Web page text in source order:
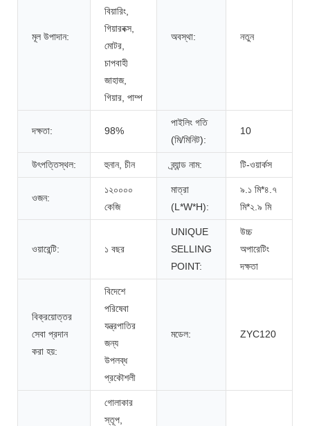
মূল উপাদান:
বিয়ারিং,
গিয়ারবক্স,
মোটর,
চাপবাহী
জাহাজ,
গিয়ার, পাম্প
অবস্থা: নতুন
দক্ষতা: 98%
পাইলিং গতি
(মি/মিনিট):
10
উৎপত্তিস্থল: হুনান, চীন ব্র্যান্ড নাম: টি-ওয়ার্কস
ওজন:
১২০০০০
কেজি
মাত্রা
(L*W*H):
৯.১ মি*৪.৭
মি*২.৯ মি
ওয়ারেন্টি: ১ বছর
UNIQUE
SELLING
POINT:
উচ্চ
অপারেটিং
দক্ষতা
বিক্রয়োত্তর
সেবা প্রদান
করা হয়:
বিদেশে
পরিষেবা
যন্ত্রপাতির
জন্য
উপলব্ধ
প্রকৌশলী
মডেল: ZYC120
গোলাকার
স্তূপ,